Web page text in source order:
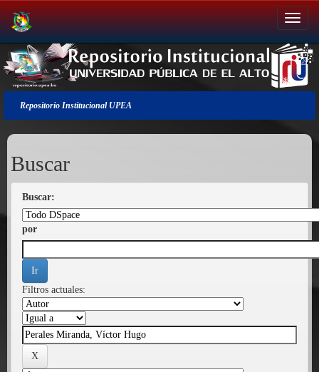
Salir
de
la
navegación
Repositorio Institucional UPEA
Buscar
Buscar:
por
Filtros actuales: